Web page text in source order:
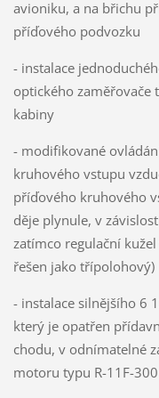
avioniku, a na břichu
příďového podvozku
- instalace
optického zaměřovače
kabiny
- modifikované
kruhového vstupu
příďového kruhového
děje plynule, v
zatímco regulační
řešen jako třípolohový)
- instalace silnějšího 6
který je opatřen
chodu, v odnímatelné
motoru typu R-11F-300